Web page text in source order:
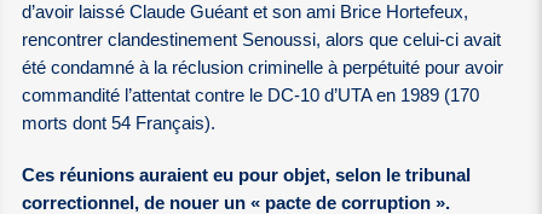
d’avoir laissé Claude Guéant et son ami Brice Hortefeux,
rencontrer clandestinement Senoussi, alors que celui-ci avait
été condamné à la réclusion criminelle à perpétuité pour avoir
commandité l’attentat contre le DC-10 d’UTA en 1989 (170
morts dont 54 Français).
Ces réunions auraient eu pour objet, selon le tribunal
correctionnel, de nouer un « pacte de corruption ».